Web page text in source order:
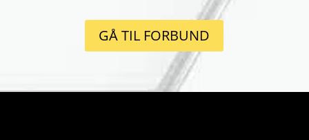
GÅ TIL FORBUND